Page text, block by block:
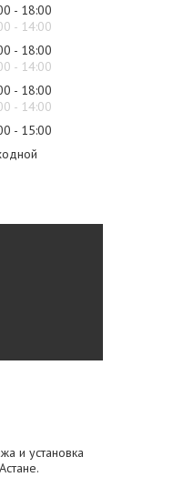
18:00
14:00
18:00
14:00
18:00
14:00
15:00
и установка